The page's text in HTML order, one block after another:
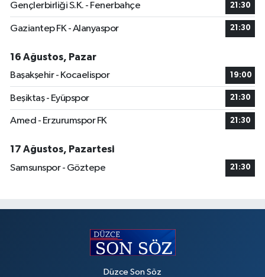
Gençlerbirliği S.K. - Fenerbahçe 21:30
Gaziantep FK - Alanyaspor 21:30
16 Ağustos, Pazar
Başakşehir - Kocaelispor
19:00
Beşiktaş - Eyüpspor 21:30
Amed - Erzurumspor FK 21:30
17 Ağustos, Pazartesi
Samsunspor - Göztepe
21:30
Düzce Son Söz